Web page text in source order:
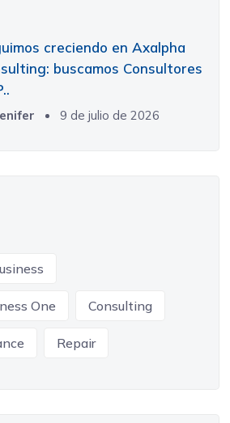
creciendo en Axalpha
buscamos Consultores
9 de julio de 2026
One Consulting
Repair